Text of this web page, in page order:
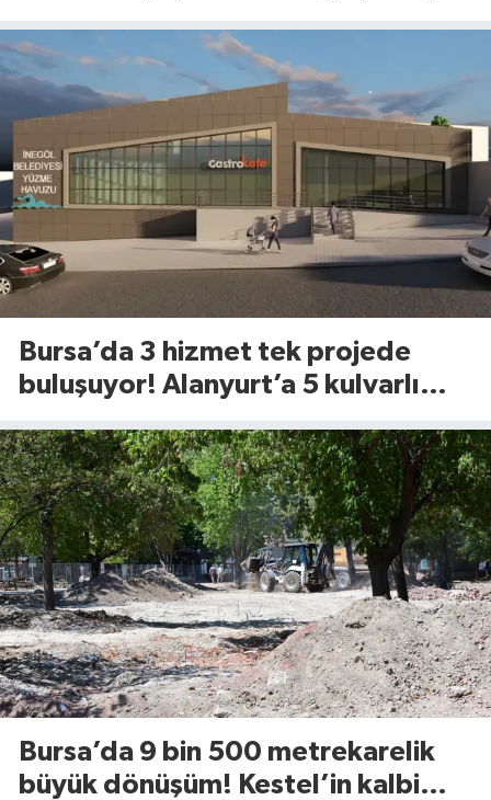
Bursa’da 3 hizmet tek projede
buluşuyor! Alanyurt’a 5 kulvarlı
Bursa’da 9 bin 500 metrekarelik
büyük dönüşüm! Kestel’in kalbi